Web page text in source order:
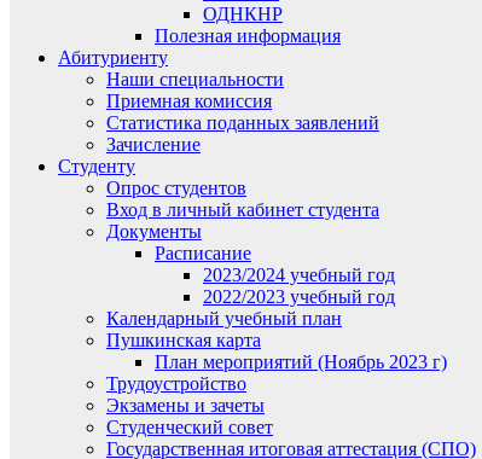
ОДНКНР
Полезная информация
Абитуриенту
Наши специальности
Приемная комиссия
Статистика поданных заявлений
Зачисление
Студенту
Опрос студентов
Вход в личный кабинет студента
Документы
Расписание
2023/2024 учебный год
2022/2023 учебный год
Календарный учебный план
Пушкинская карта
План мероприятий (Ноябрь 2023 г)
Трудоустройство
Экзамены и зачеты
Студенческий совет
Государственная итоговая аттестация (СПО)